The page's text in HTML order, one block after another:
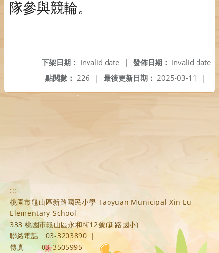
隊參與競輪。
發佈日期： Invalid date
下架日期： Invalid date
|
最後更新日期： 2025-03-11 |
點閱數： 226 |
:::
桃園市龜山區新路國民小學 Taoyuan Municipal Xin Lu
Elementary School
333 桃園市龜山區永和街12號(新路國小)
聯絡電話
03-3203890
|
傳真
03-3505995